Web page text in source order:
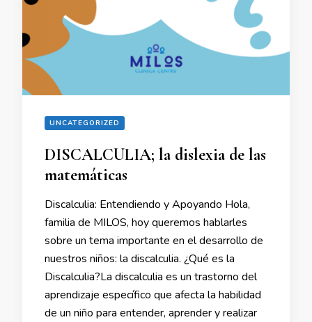
UNCATEGORIZED
DISCALCULIA; la dislexia de las
matemáticas
Discalculia: Entendiendo y Apoyando Hola,
familia de MILOS, hoy queremos hablarles
sobre un tema importante en el desarrollo de
nuestros niños: la discalculia. ¿Qué es la
Discalculia?La discalculia es un trastorno del
aprendizaje específico que afecta la habilidad
de un niño para entender, aprender y realizar